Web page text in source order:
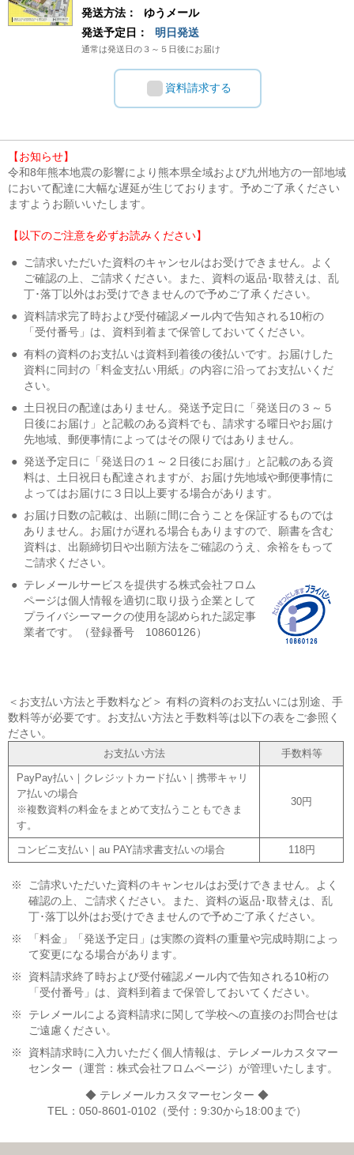
発送方法：
ゆうメール
発送予定日：
明日発送
通常は発送日の３～５日後にお届け
資料請求する
【お知らせ】
令和8年熊本地震の影響により熊本県全域および九州地方の一部地域
において配達に大幅な遅延が生じております。予めご了承ください
ますようお願いいたします。
【以下のご注意を必ずお読みください】
●
ご請求いただいた資料のキャンセルはお受けできません。よく
ご確認の上、ご請求ください。また、資料の返品･取替えは、乱
丁･落丁以外はお受けできませんので予めご了承ください。
● 資料請求完了時および受付確認メール内で告知される10桁の
「受付番号」は、資料到着まで保管しておいてください。
● 有料の資料のお支払いは資料到着後の後払いです。お届けした
資料に同封の「料金支払い用紙」の内容に沿ってお支払いくだ
さい。
● 土日祝日の配達はありません。発送予定日に「発送日の３～５
日後にお届け」と記載のある資料でも、請求する曜日やお届け
先地域、郵便事情によってはその限りではありません。
● 発送予定日に「発送日の１～２日後にお届け」と記載のある資
料は、土日祝日も配達されますが、お届け先地域や郵便事情に
よってはお届けに３日以上要する場合があります。
● お届け日数の記載は、出願に間に合うことを保証するものでは
ありません。お届けが遅れる場合もありますので、願書を含む
資料は、出願締切日や出願方法をご確認のうえ、余裕をもって
ご請求ください。
● テレメールサービスを提供する株式会社フロム
ページは個人情報を適切に取り扱う企業として
プライバシーマークの使用を認められた認定事
業者です。（登録番号 10860126）
＜お支払い方法と手数料など＞ 有料の資料のお支払いには別途、手
数料等が必要です。お支払い方法と手数料等は以下の表をご参照く
ださい。
お支払い方法 手数料等
PayPay払い｜クレジットカード払い｜携帯キャリ
ア払いの場合
※複数資料の料金をまとめて支払うこともできま
す。
30円
コンビニ支払い｜au PAY請求書支払いの場合 118円
※
ご請求いただいた資料のキャンセルはお受けできません。よく
確認の上、ご請求ください。また、資料の返品･取替えは、乱
丁･落丁以外はお受けできませんので予めご了承ください。
※
「料金」「発送予定日」は実際の資料の重量や完成時期によっ
て変更になる場合があります。
※
資料請求終了時および受付確認メール内で告知される10桁の
「受付番号」は、資料到着まで保管しておいてください。
※
テレメールによる資料請求に関して学校への直接のお問合せは
ご遠慮ください。
※
資料請求時に入力いただく個人情報は、テレメールカスタマー
センター（運営：株式会社フロムページ）が管理いたします。
◆ テレメールカスタマーセンター ◆
TEL：050-8601-0102（受付：9:30から18:00まで）